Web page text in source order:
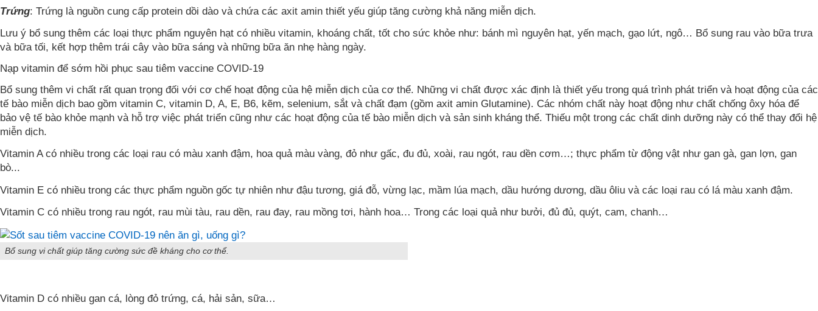
Trứng: Trứng là nguồn cung cấp protein dồi dào và chứa các axit amin thiết yếu giúp tăng cường khả năng miễn dịch.
Lưu ý bổ sung thêm các loại thực phẩm nguyên hạt có nhiều vitamin, khoáng chất, tốt cho sức khỏe như: bánh mì nguyên hạt, yến mạch, gạo lứt, ngô… Bổ sung rau vào bữa trưa
và bữa tối, kết hợp thêm trái cây vào bữa sáng và những bữa ăn nhẹ hàng ngày.
Nạp vitamin để sớm hồi phục sau tiêm vaccine COVID-19
Bổ sung thêm vi chất rất quan trọng đối với cơ chế hoạt động của hệ miễn dịch của cơ thể. Những vi chất được xác định là thiết yếu trong quá trình phát triển và hoạt động của các
tế bào miễn dịch bao gồm vitamin C, vitamin D, A, E, B6, kẽm, selenium, sắt và chất đạm (gồm axit amin Glutamine). Các nhóm chất này hoạt động như chất chống ôxy hóa để
bảo vệ tế bào khỏe mạnh và hỗ trợ việc phát triển cũng như các hoạt động của tế bào miễn dịch và sản sinh kháng thể. Thiếu một trong các chất dinh dưỡng này có thể thay đổi hệ
miễn dịch.
Vitamin A có nhiều trong các loại rau có màu xanh đậm, hoa quả màu vàng, đỏ như gấc, đu đủ, xoài, rau ngót, rau dền cơm…; thực phẩm từ động vật như gan gà, gan lợn, gan
bò...
Vitamin E có nhiều trong các thực phẩm nguồn gốc tự nhiên như đậu tương, giá đỗ, vừng lạc, mầm lúa mạch, dầu hướng dương, dầu ôliu và các loại rau có lá màu xanh đậm.
Vitamin C có nhiều trong rau ngót, rau mùi tàu, rau dền, rau đay, rau mồng tơi, hành hoa… Trong các loại quả như bưởi, đủ đủ, quýt, cam, chanh…
Bổ sung vi chất giúp tăng cường sức đề kháng cho cơ thể.
Vitamin D có nhiều gan cá, lòng đỏ trứng, cá, hải sản, sữa…